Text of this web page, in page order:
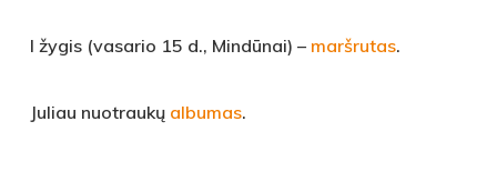
I žygis (vasario 15 d., Mindūnai) – maršrutas.
Juliau nuotraukų albumas.